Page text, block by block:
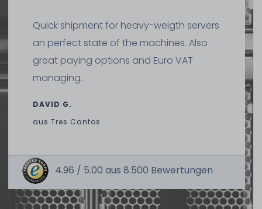
Quick shipment for heavy-weigth servers
an perfect state of the machines. Also
great paying options and Euro VAT
managing.
DAVID G.
aus Tres Cantos
4.96 / 5.00 aus 8.500 Bewertungen